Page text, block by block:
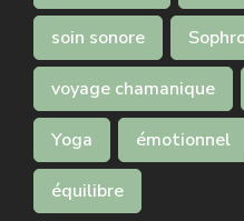
soin sonore
voyage chamanique
Yoga émotionnel
équilibre